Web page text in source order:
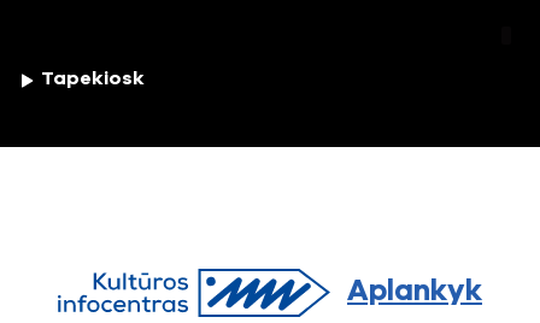
Tapekiosk
Aplankyk